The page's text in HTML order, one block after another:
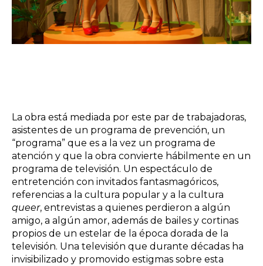
La obra está mediada por este par de trabajadoras,
asistentes de un programa de prevención, un
“programa” que es a la vez un programa de
atención y que la obra convierte hábilmente en un
programa de televisión. Un espectáculo de
entretención con invitados fantasmagóricos,
referencias a la cultura popular y a la cultura
queer, entrevistas a quienes perdieron a algún
amigo, a algún amor, además de bailes y cortinas
propios de un estelar de la época dorada de la
televisión. Una televisión que durante décadas ha
invisibilizado y promovido estigmas sobre esta